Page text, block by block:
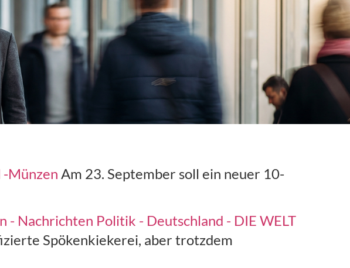
-Münzen Am 23. September soll ein neuer 10-
- Nachrichten Politik - Deutschland - DIE WELT
Spökenkiekerei, aber trotzdem